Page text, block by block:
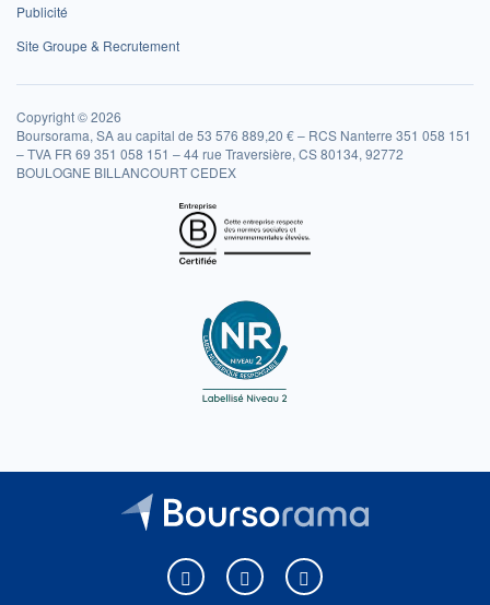
Publicité
Site Groupe & Recrutement
Copyright © 2026
Boursorama, SA au capital de 53 576 889,20 € – RCS Nanterre 351 058 151
– TVA FR 69 351 058 151 – 44 rue Traversière, CS 80134, 92772
BOULOGNE BILLANCOURT CEDEX
Boursorama sur Facebook
Boursorama sur XBoursorama sur